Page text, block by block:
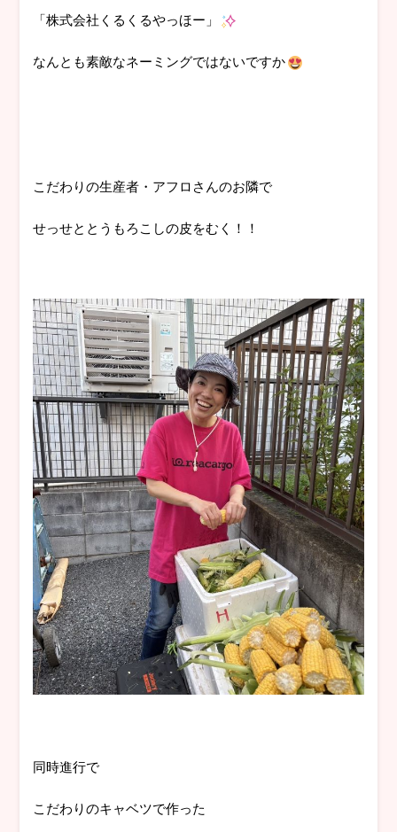
「株式会社くるくるやっほー」
なんとも素敵なネーミングではないですか
こだわりの生産者・アフロさんのお隣で
せっせととうもろこしの皮をむく！！
同時進行で
こだわりのキャベツで作った